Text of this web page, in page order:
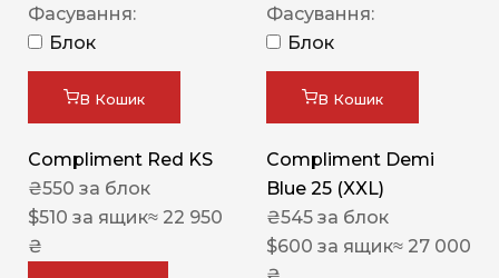
Фасування:
Блок
В Кошик
Compliment Red KS
₴550 за блок
$510 за ящик≈ 22 950
₴
Фасування:
Блок
В Кошик
Compliment Demi
Blue 25 (XXL)
₴545 за блок
$600 за ящик≈ 27 000